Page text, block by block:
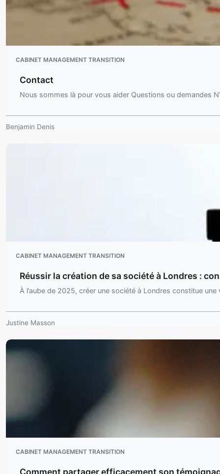
CABINET MANAGEMENT TRANSITION
Contact
Nous sommes là pour vous aider Questions ou demandes
Benjamin Denis
CABINET MANAGEMENT TRANSITION
Réussir la création de sa société à Londres :
À l’aube de 2025, créer une société à Londres constitue
Justine Masson
CABINET MANAGEMENT TRANSITION
Comment partager efficacement son